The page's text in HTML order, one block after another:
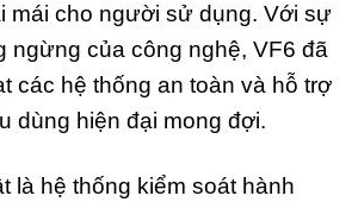
mái cho người sử dụng. Với sự
ngừng của công nghệ, VF6 đã
các hệ thống an toàn và hỗ trợ
dùng hiện đại mong đợi.
là hệ thống kiểm soát hành